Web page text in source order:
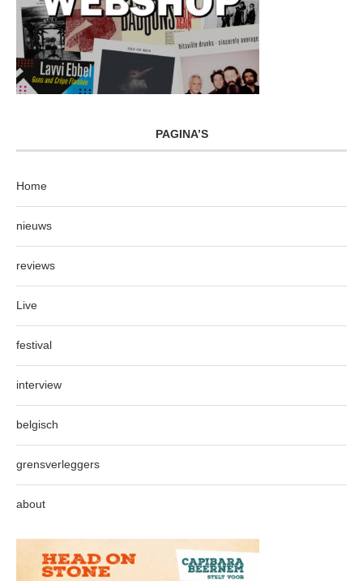
PAGINA’S
Home
nieuws
reviews
Live
festival
interview
belgisch
grensverleggers
about